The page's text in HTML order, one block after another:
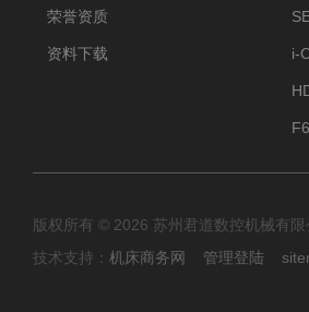
荣誉资质
资料下载
版权所有 © 2026 苏州君道数控机械有
技术支持： 机床商务网 管理登陆